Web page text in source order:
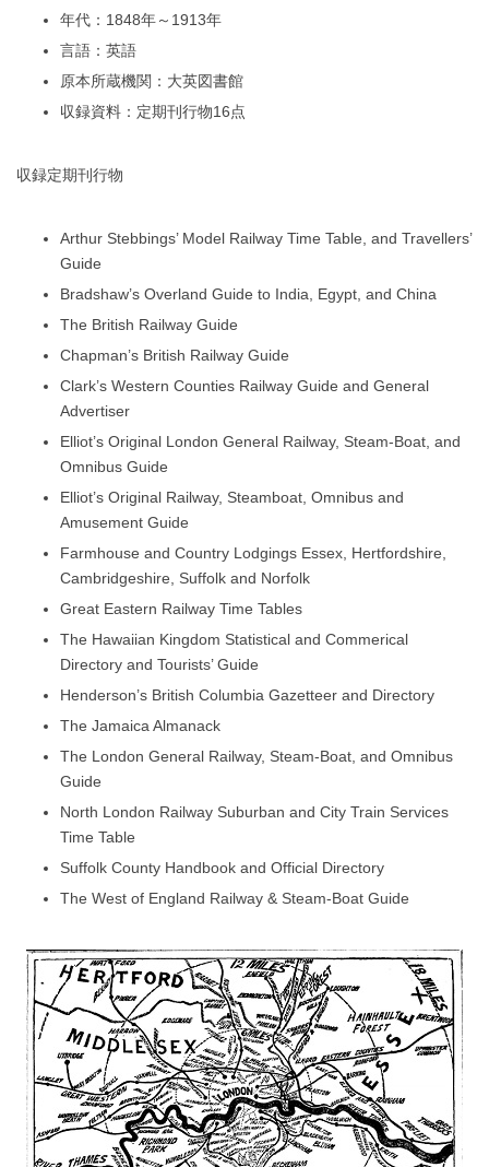
年代：1848年～1913年
言語：英語
原本所蔵機関：大英図書館
収録資料：定期刊行物16点
収録定期刊行物
Arthur Stebbings’ Model Railway Time Table, and Travellers’
Guide
Bradshaw’s Overland Guide to India, Egypt, and China
The British Railway Guide
Chapman’s British Railway Guide
Clark’s Western Counties Railway Guide and General
Advertiser
Elliot’s Original London General Railway, Steam-Boat, and
Omnibus Guide
Elliot’s Original Railway, Steamboat, Omnibus and
Amusement Guide
Farmhouse and Country Lodgings Essex, Hertfordshire,
Cambridgeshire, Suffolk and Norfolk
Great Eastern Railway Time Tables
The Hawaiian Kingdom Statistical and Commerical
Directory and Tourists’ Guide
Henderson’s British Columbia Gazetteer and Directory
The Jamaica Almanack
The London General Railway, Steam-Boat, and Omnibus
Guide
North London Railway Suburban and City Train Services
Time Table
Suffolk County Handbook and Official Directory
The West of England Railway & Steam-Boat Guide